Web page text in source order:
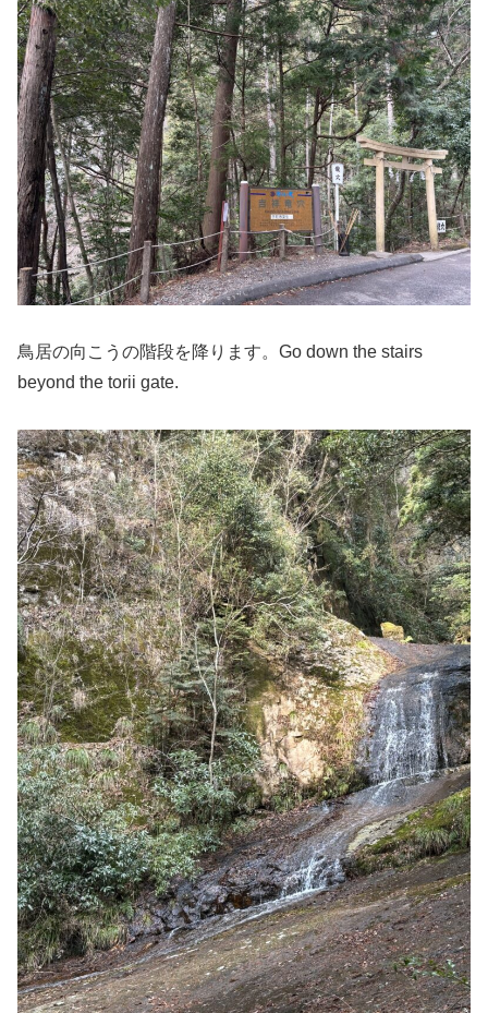
鳥居の向こうの階段を降ります。Go down the stairs
beyond the torii gate.